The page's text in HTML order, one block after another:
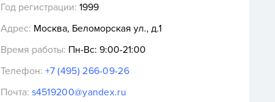
Год регистрации: 1999
Адрес: Москва, Беломорская ул., д.1
Время работы: Пн-Вс: 9:00-21:00
Телефон: +7 (495) 266-09-26
Почта: s4519200@yandex.ru